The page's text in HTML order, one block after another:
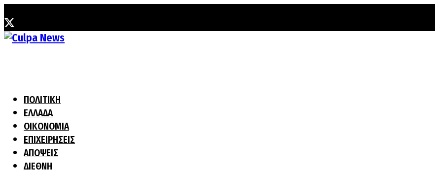
ΠΟΛΙΤΙΚΗ
ΕΛΛΑΔΑ
ΟΙΚΟΝΟΜΙΑ
ΕΠΙΧΕΙΡΗΣΕΙΣ
ΑΠΟΨΕΙΣ
ΔΙΕΘΝΗ